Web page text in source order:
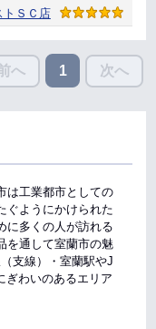
トＳＣ店
へ 1 次へ
は工業都市としての
ぐようにかけられた
に多くの人が訪れる
を通して室蘭市の魅
支線）・室蘭駅やJ
ぎわいのあるエリア